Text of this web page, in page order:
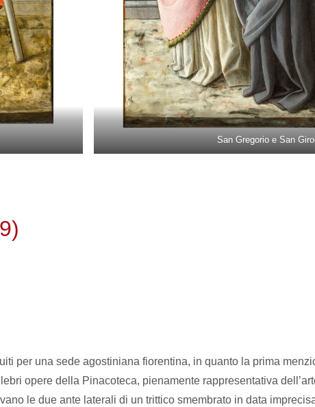
San Gregorio e San
per una sede agostiniana fiorentina, in quanto la prima
opere della Pinacoteca, pienamente rappresentativa
le due ante laterali di un trittico smembrato in data